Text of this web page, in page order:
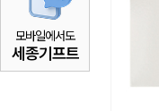
모바일에서도
세종기프트